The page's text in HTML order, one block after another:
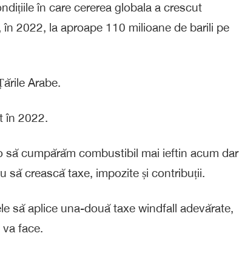
în care cererea globala a crescut
2022, la aproape 110 milioane de barili pe
Arabe.
în 2022.
cumpărăm combustibil mai ieftin acum dar
să crească taxe, impozite și contribuții.
să aplice una-două taxe windfall adevărate,
face.